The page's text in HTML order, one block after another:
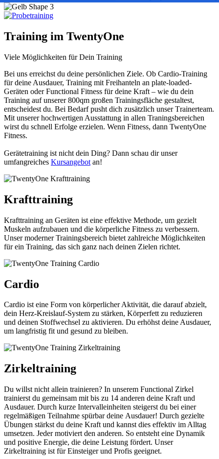
Training im TwentyOne
Viele Möglichkeiten für Dein Training
Bei uns erreichst du deine persönlichen Ziele. Ob Cardio-Training
für deine Ausdauer, Training mit Freihanteln an plate-loaded-
Geräten oder Functional Fitness für deine Kraft – wie du dein
Training auf unserer 800qm großen Trainingsfläche gestaltest,
entscheidest du. Bei Bedarf pusht dich zusätzlich unserTrainerteam.
Mit unserer hochwertigen Ausstattung in allen Traningsbereichen
wirst du schnell Erfolge erzielen. Wenn Fitness, dann TwentyOne
Fitness.
Gerätetraining ist nicht dein Ding? Dann schau dir unser
umfangreiches Kursangebot an!
Krafttraining
Krafttraining an Geräten ist eine effektive Methode, um gezielt
Muskeln aufzubauen und die körperliche Fitness zu verbessern.
Unser moderner Trainingsbereich bietet zahlreiche Möglichkeiten
für ein Training, das sich ganz nach deinen Zielen richtet.
Cardio
Cardio ist eine Form von körperlicher Aktivität, die darauf abzielt,
dein Herz-Kreislauf-System zu stärken, Körperfett zu reduzieren
und deinen Stoffwechsel zu aktivieren. Du erhöhst deine Ausdauer,
um langfristig fit und gesund zu bleiben.
Zirkeltraining
Du willst nicht allein trainieren? In unserem Functional Zirkel
trainierst du gemeinsam mit bis zu 14 anderen deine Kraft und
Ausdauer. Durch kurze Intervalleinheiten steigerst du bei einer
regelmäßigen Teilnahme spürbar deine Ausdauer! Durch gezielte
Übungen stärkst du deine Kraft und kannst dies effektiv im Alltag
umsetzen. Jeder motiviert den anderen. So entsteht eine Dynamik
und positive Energie, die deine Leistung fördert. Unser
Zirkeltraining ist für Einsteiger und Profis geeignet.